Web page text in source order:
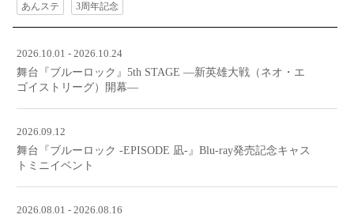
あんステ
3周年記念
2026.10.01 - 2026.10.24
舞台『ブルーロック』5th STAGE ―新英雄⼤戦（ネオ・エ
ゴイストリーグ）開幕―
2026.09.12
舞台『ブルーロック -EPISODE 凪-』Blu-ray発売記念キャス
トミニイベント
2026.08.01 - 2026.08.16